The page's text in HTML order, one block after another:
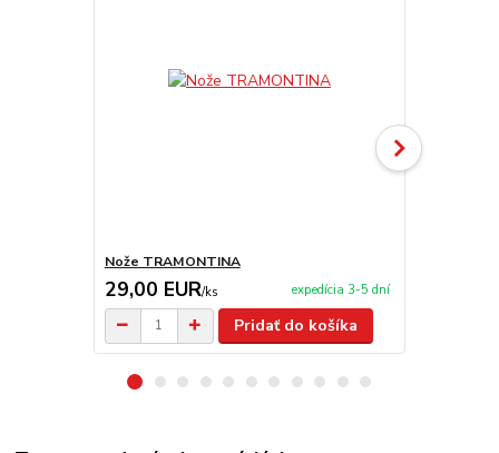
Nože TRAMONTINA
29,00 EUR/ks expedícia 3-5 dní
Pridať do košíka